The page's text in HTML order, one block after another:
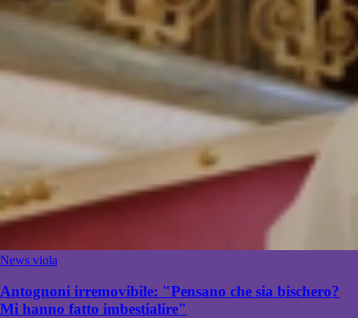
News viola
Antognoni irremovibile: "Pensano che sia bischero?
Mi hanno fatto imbestialire"